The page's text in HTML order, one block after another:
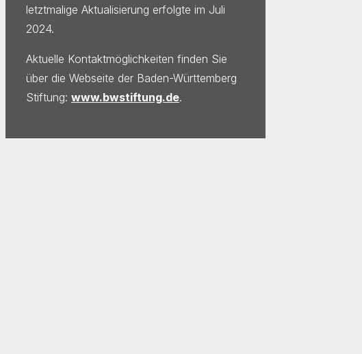
letztmalige Aktualisierung erfolgte im Juli
2024.
Aktuelle Kontaktmöglichkeiten finden Sie
über die Webseite der Baden-Württemberg
Stiftung: www.bwstiftung.de.